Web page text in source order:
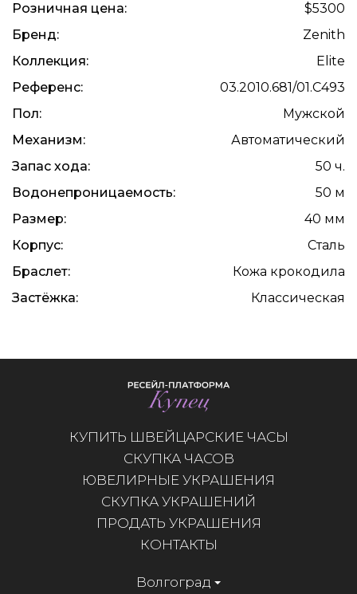
Розничная цена:
$5300
Бренд:
Zenith
Коллекция:
Elite
Референс:
03.2010.681/01.C493
Пол:
Мужской
Механизм:
Автоматический
Запас хода:
50 ч.
Водонепроницаемость:
50 м
Размер:
40 мм
Корпус:
Сталь
Браслет:
Кожа крокодила
Застёжка:
Классическая
КУПИТЬ ШВЕЙЦАРСКИЕ ЧАСЫ
СКУПКА ЧАСОВ
ЮВЕЛИРНЫЕ УКРАШЕНИЯ
СКУПКА УКРАШЕНИЙ
ПРОДАТЬ УКРАШЕНИЯ
КОНТАКТЫ
Волгоград